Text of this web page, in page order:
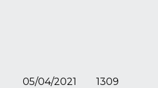
05/04/2021 1309